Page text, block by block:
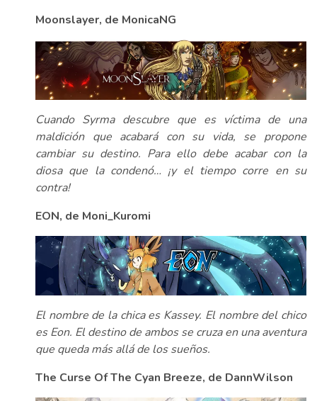
Moonslayer, de MonicaNG
Cuando Syrma descubre que es víctima de una
maldición que acabará con su vida, se propone
cambiar su destino. Para ello debe acabar con la
diosa que la condenó… ¡y el tiempo corre en su
contra!
EON, de Moni_Kuromi
El nombre de la chica es Kassey. El nombre del chico
es Eon. El destino de ambos se cruza en una aventura
que queda más allá de los sueños.
The Curse Of The Cyan Breeze, de DannWilson